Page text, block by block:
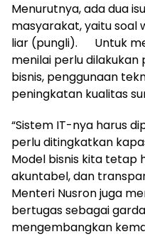
Menurutnya, ada dua
masyarakat, yaitu soal
liar (pungli). Untuk
menilai perlu
bisnis, penggunaan
peningkatan kualitas
“Sistem IT-nya harus
perlu ditingkatkan
Model bisnis kita tetap
akuntabel, dan
Menteri Nusron juga
bertugas sebagai
mengembangkan